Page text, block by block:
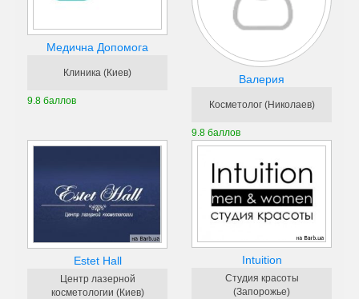
Медична Допомога
Клиника (Киев)
9.8 баллов
Валерия
Косметолог (Николаев)
9.8 баллов
Estet Hall
Центр лазерной
косметологии (Киев)
Intuition
Студия красоты
(Запорожье)